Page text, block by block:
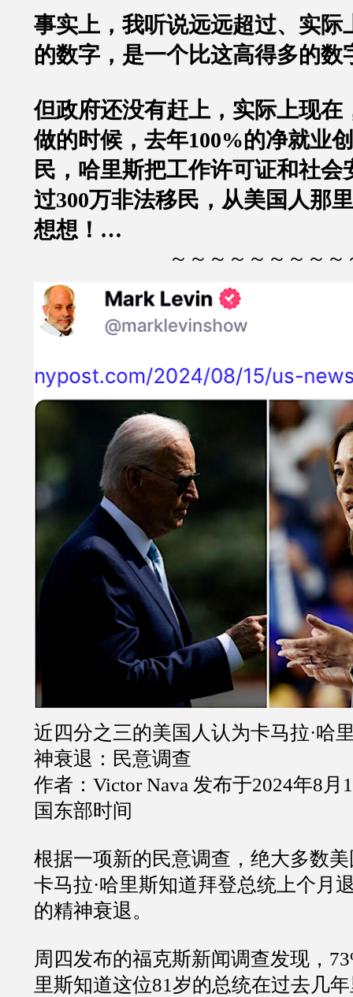
事实上，我听说远远超过、实际
的数字，是一个比这高得多的数
但政府还没有赶上，实际上现在
做的时候，去年100%的净就业
民，哈里斯把工作许可证和社会
过300万非法移民，从美国人那
想想！…
～～～～～～～～～
近四分之三的美国人认为卡马拉·哈
神衰退：民意调查
作者：Victor Nava 发布于2024年8月
国东部时间
根据一项新的民意调查，绝大多数
卡马拉·哈里斯知道拜登总统上个月
的精神衰退。
周四发布的福克斯新闻调查发现，
里斯知道这位81岁的总统在过去几